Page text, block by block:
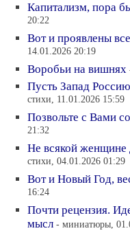
Капитализм, пора
20:22
Вот и проявлены
14.01.2026 20:19
Воробьи на вишнях
Пусть Запад
стихи, 11.01.2026 15:59
Позвольте с Вами
21:32
Не всякой женщине
стихи, 04.01.2026 01:29
Вот и Новый Год,
16:24
Почти рецензия.
мысл - миниатюры,